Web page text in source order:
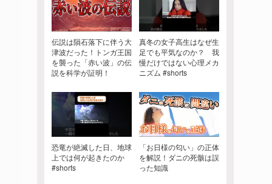
伝説は隕石落下に伴う大
津波だった！トンガ王国
を襲った「赤い波」の伝
説を科学が証明！
真冬の女子高生はなぜ生
足でも平気なのか？ 我
慢だけではない心理メカ
ニズム #shorts
恐竜が絶滅した日、地球
上では何が起きたのか
#shorts
「お日様の匂い」の正体
を解説！ダニの死骸は誤
った知識